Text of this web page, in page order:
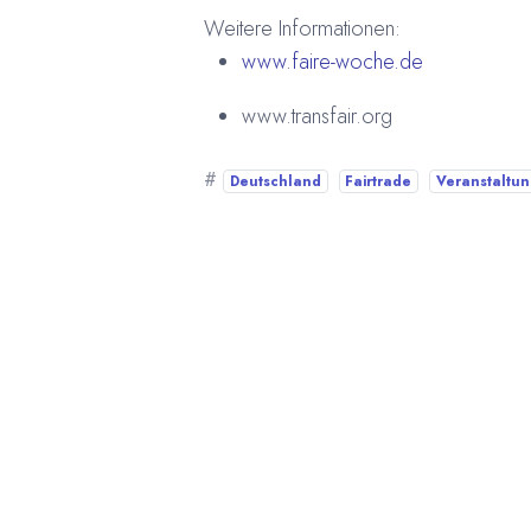
Weitere Informationen:
www.faire-woche.de
www.transfair.org
# Deutschland Fairtrade